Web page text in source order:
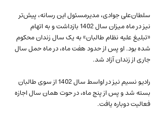
سلطان‌علی جوادی، مدیرمسئول این رسانه، پیش‌تر
نیز در ماه میزان سال 1402 بازداشت و به اتهام
«تبلیغ علیه نظام طالبان» به یک سال زندان محکوم
شده بود. او پس از حدود هفت ماه، در ماه حمل سال
جاری از زندان آزاد شد.
رادیو نسیم نیز در اواسط سال 1402 از سوی طالبان
بسته شد و پس از پنج ماه، در حوت همان سال اجازه
فعالیت دوباره یافت.